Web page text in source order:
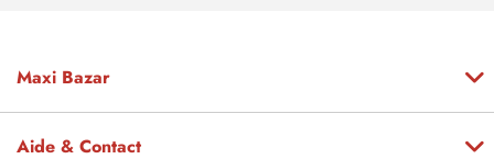
Maxi Bazar
Aide & Contact